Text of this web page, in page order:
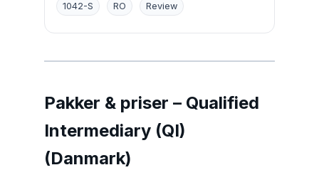
1042-S RO Review
Pakker & priser – Qualified
Intermediary (QI)
(Danmark)